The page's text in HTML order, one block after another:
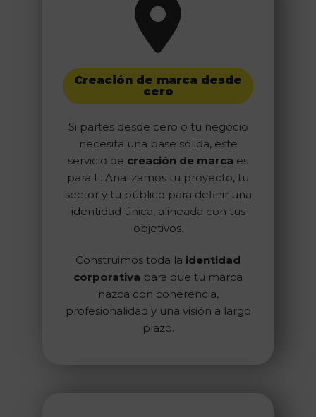
Creación de marca desde
cero
Si partes desde cero o tu negocio
necesita una base sólida, este
servicio de creación de marca es
para ti. Analizamos tu proyecto, tu
sector y tu público para definir una
identidad única, alineada con tus
objetivos.
Construimos toda la identidad
corporativa para que tu marca
nazca con coherencia,
profesionalidad y una visión a largo
plazo.